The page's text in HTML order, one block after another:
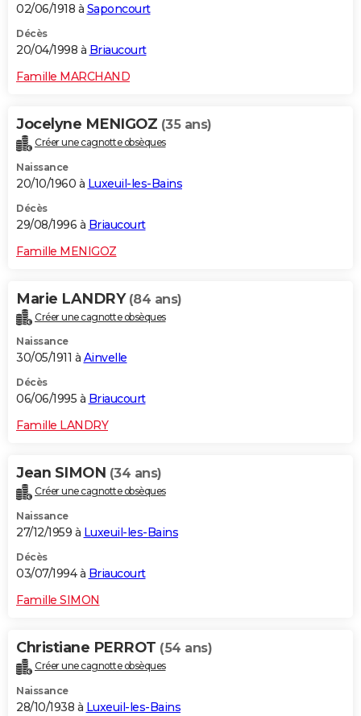
02/06/1918 à Saponcourt
Décès
20/04/1998 à Briaucourt
Famille MARCHAND
Jocelyne MENIGOZ (35 ans)
Créer une cagnotte obsèques
Naissance
20/10/1960 à Luxeuil-les-Bains
Décès
29/08/1996 à Briaucourt
Famille MENIGOZ
Marie LANDRY (84 ans)
Créer une cagnotte obsèques
Naissance
30/05/1911 à Ainvelle
Décès
06/06/1995 à Briaucourt
Famille LANDRY
Jean SIMON (34 ans)
Créer une cagnotte obsèques
Naissance
27/12/1959 à Luxeuil-les-Bains
Décès
03/07/1994 à Briaucourt
Famille SIMON
Christiane PERROT (54 ans)
Créer une cagnotte obsèques
Naissance
28/10/1938 à Luxeuil-les-Bains